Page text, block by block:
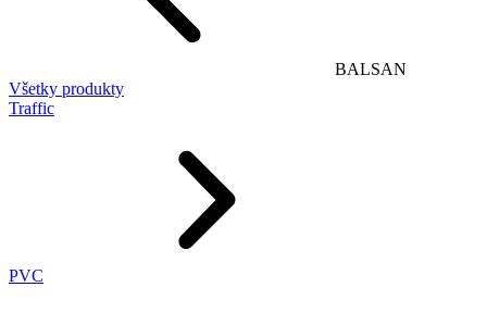
BALSAN
Všetky produkty
Traffic
PVC